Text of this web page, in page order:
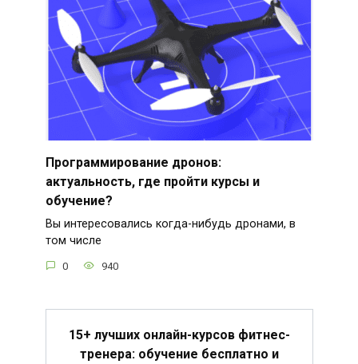
Программирование дронов:
актуальность, где пройти курсы и
обучение?
Вы интересовались когда-нибудь дронами, в
том числе
0 940
15+ лучших онлайн-курсов фитнес-
тренера: обучение бесплатно и